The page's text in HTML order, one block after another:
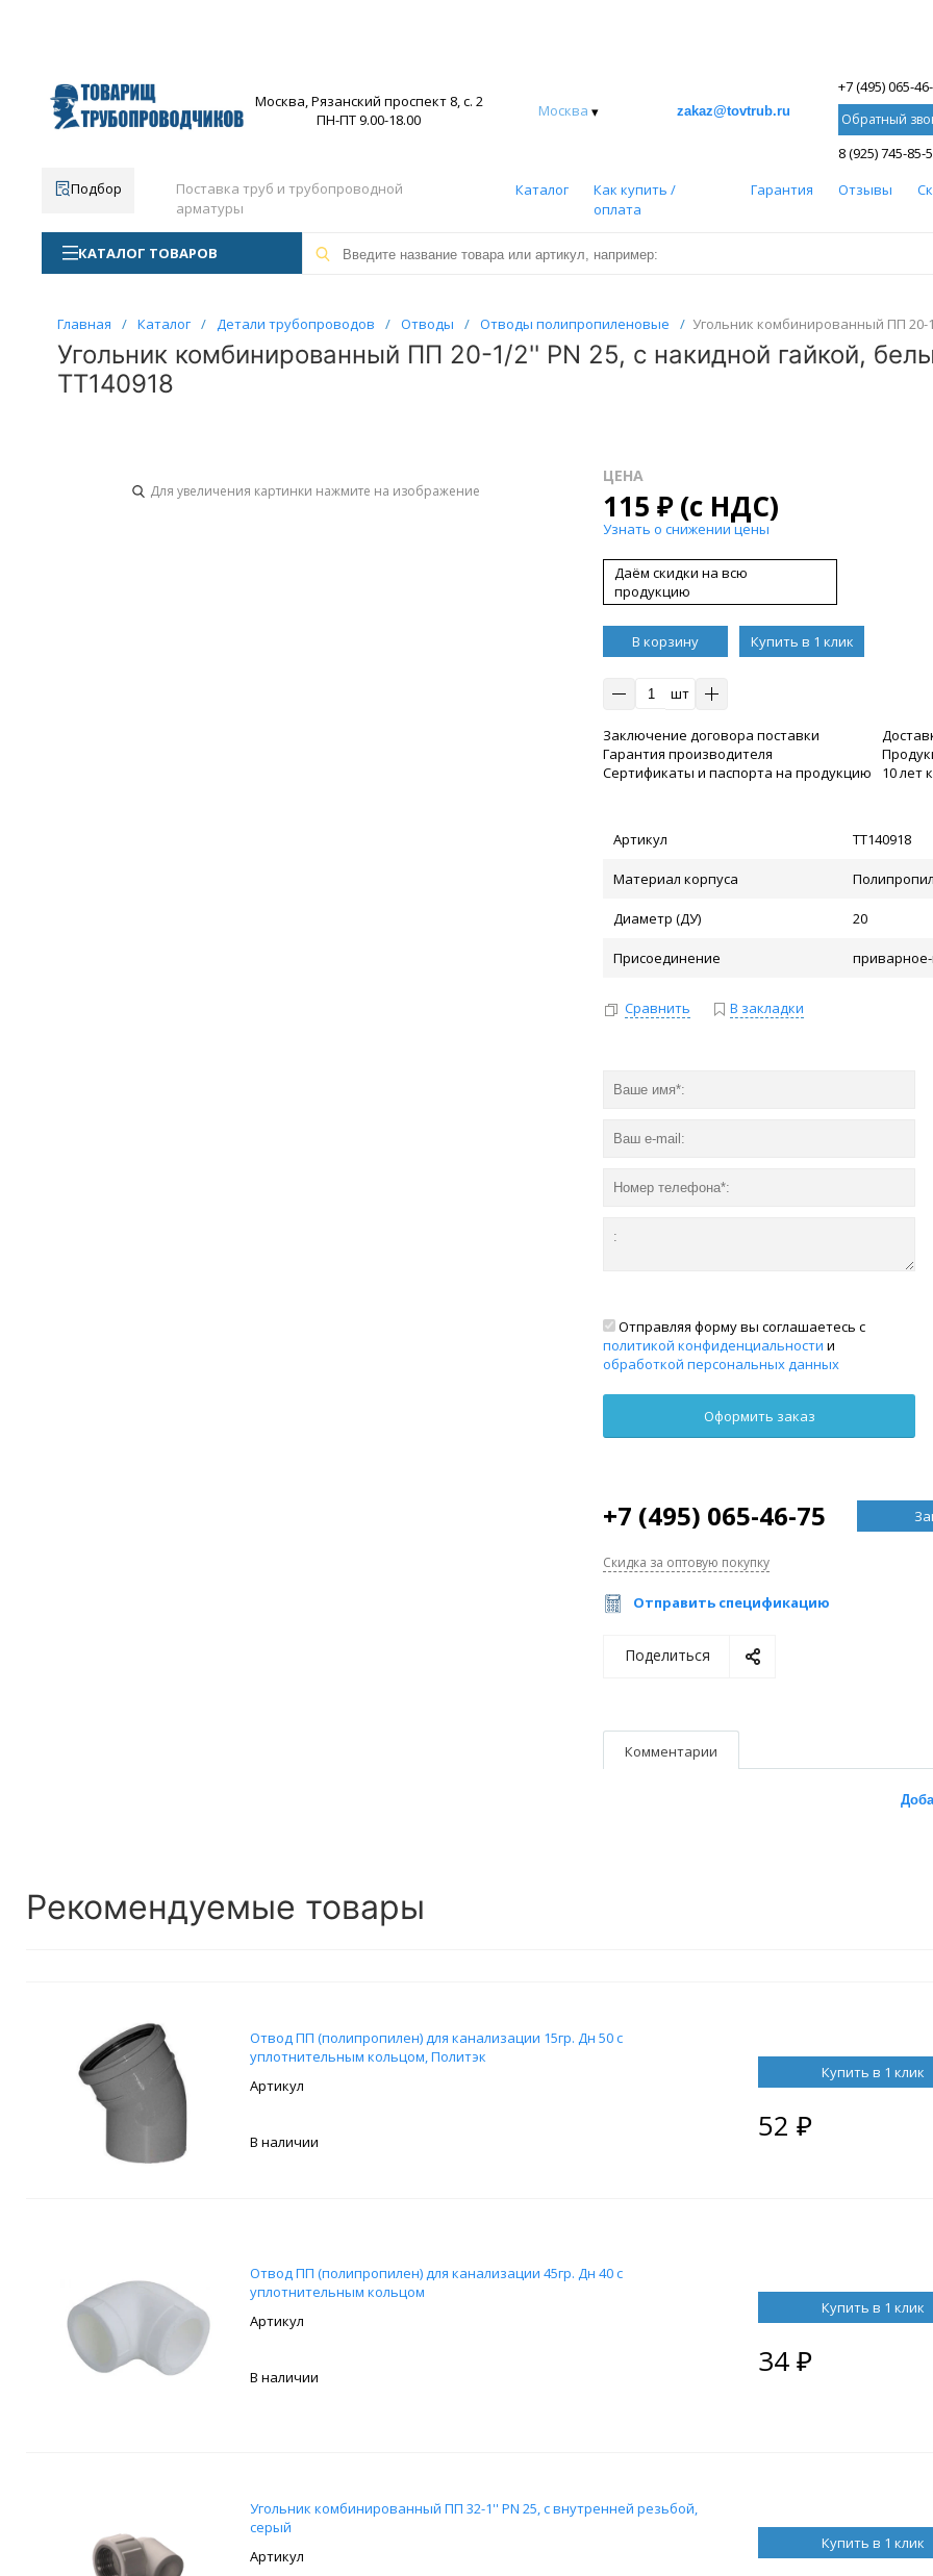
Москва, Рязанский проспект 8, с. 2
ПН-ПТ 9.00-18.00
Москва ▾ zakaz@tovtrub.ru
+7 (495) 065-
Обратный
8 (925) 745-85-
Подбор
Поставка труб и трубопроводной
арматуры
Каталог
Как купить /
оплата
Гарантия Отзывы
КАТАЛОГ ТОВАРОВ
Главная / Каталог / Детали трубопроводов / Отводы / Отводы полипропиленовые / Угольник комбинированный ПП 20-
Угольник комбинированный ПП 20-1/2'' PN 25, с накидной гайкой,
ТТ140918
Для увеличения картинки нажмите на изображение
ЦЕНА
115₽(с НДС)
Узнать о снижении цены
Даём скидки на всю
продукцию
В корзину Купить в 1 клик
шт
Заключение договора поставки
Гарантия производителя
Сертификаты и паспорта на продукцию
10 лет
Артикул ТТ140918
Материал корпуса
Диаметр (ДУ) 20
Присоединение
Сравнить В закладки
Отправляя форму вы соглашаетесь с
политикой конфиденциальности и
обработкой персональных данных
+7 (495) 065-46-75
Скидка за оптовую покупку
Отправить спецификацию
Поделиться
Комментарии
Рекомендуемые товары
Отвод ПП (полипропилен) для канализации 15гр. Дн 50 с
уплотнительным кольцом, Политэк
В наличии
Купить в 1 клик
52₽
Отвод ПП (полипропилен) для канализации 45гр. Дн 40 с
уплотнительным кольцом
В наличии
Купить в 1 клик
34₽
Угольник комбинированный ПП 32-1'' PN 25, с внутренней резьбой,
серый
Купить в 1 клик